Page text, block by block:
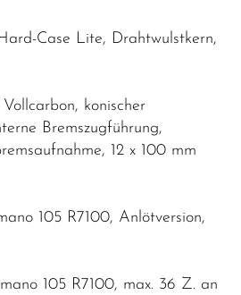
Case Lite, Drahtwulstkern,
konischer
Bremszugführung,
12 x 100 mm
105 R7100, Anlötversion,
105 R7100, max. 36 Z. an